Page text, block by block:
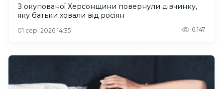
З окупованої Херсонщини повернули дівчинку,
яку батьки ховали від росіян
01 сер. 2026 14:35 6,147